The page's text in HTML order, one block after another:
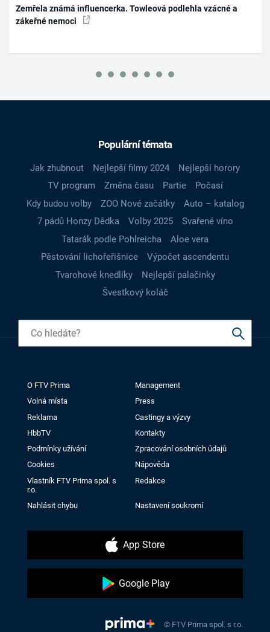
Zemřela známá influencerka. Towleová podlehla vzácné a
zákeřné nemoci
Populární témata
Jak zhubnout Nejlepší filmy 2024
Nejlepší horory
TV program
Změna času Partie
Počasí
Kdy budou volby
ZOO Nové začátky
Auto – katalog
7 pádů Honzy Dědka
Volby 2025
Svařené víno
Tatarák podle Pohlreicha
Aloe vera
Pěstování lichořeřišnice
Výpočet ascendentu
Tvarohové knedlíky
Nejlepší palačinky
Švestkový koláč
O FTV Prima
Management
Volná místa
Press
Reklama
Castingy a výzvy
HbbTV
Kontakty
Podmínky užívání
Zpracování osobních údajů
Cookies
Nápověda
Vlastník FTV Prima spol. s
r.o.
Redakce
Nahlásit chybu Nastavení soukromí
App Store
Google Play
© FTV Prima spol. s r.o.